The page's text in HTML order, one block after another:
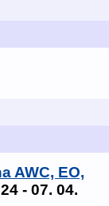
AWC, EO,
- 07. 04.